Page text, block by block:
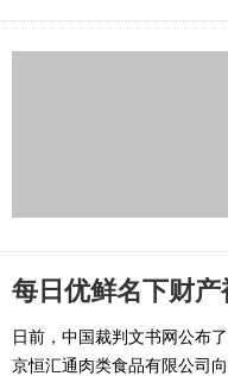
每日优鲜名下财
日前，中国裁判文书网公布
京恒汇通肉类食品有限公司